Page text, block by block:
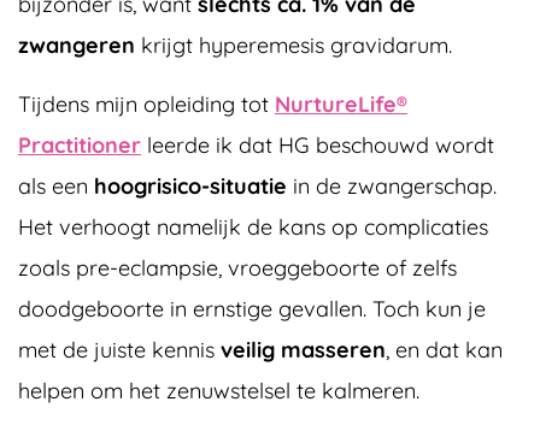
zwangeren krijgt hyperemesis gravidarum.
Tijdens mijn opleiding tot NurtureLife®
Practitioner leerde ik dat HG beschouwd wordt
als een hoogrisico-situatie in de zwangerschap.
Het verhoogt namelijk de kans op complicaties
zoals pre-eclampsie, vroeggeboorte of zelfs
doodgeboorte in ernstige gevallen. Toch kun je
met de juiste kennis veilig masseren, en dat kan
helpen om het zenuwstelsel te kalmeren.